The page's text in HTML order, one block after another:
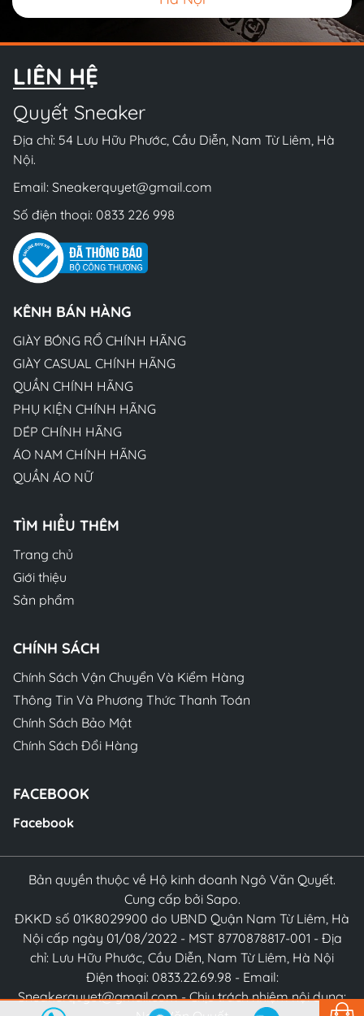
LIÊN HỆ
Quyết Sneaker
Địa chỉ: 54 Lưu Hữu Phước, Cầu Diễn, Nam Từ Liêm, Hà
Nội.
Email: Sneakerquyet@gmail.com
Số điện thoại: 0833 226 998
KÊNH BÁN HÀNG
GIÀY BÓNG RỔ CHÍNH HÃNG
GIÀY CASUAL CHÍNH HÃNG
QUẦN CHÍNH HÃNG
PHỤ KIỆN CHÍNH HÃNG
DÉP CHÍNH HÃNG
ÁO NAM CHÍNH HÃNG
QUẦN ÁO NỮ
TÌM HIỂU THÊM
Trang chủ
Giới thiệu
Sản phẩm
CHÍNH SÁCH
Chính Sách Vận Chuyển Và Kiểm Hàng
Thông Tin Và Phương Thức Thanh Toán
Chính Sách Bảo Mật
Chính Sách Đổi Hàng
FACEBOOK
Facebook
Bản quyền thuộc về Hộ kinh doanh Ngô Văn Quyết.
Cung cấp bởi Sapo.
ĐKKD số 01K8029900 do UBND Quận Nam Từ Liêm, Hà
Nội cấp ngày 01/08/2022 - MST 8770878817-001 - Địa
chỉ: Lưu Hữu Phước, Cầu Diễn, Nam Từ Liêm, Hà Nội
Điện thoại: 0833.22.69.98 - Email:
Sneakerquyet@gmail.com - Chịu trách nhiệm nội dung: